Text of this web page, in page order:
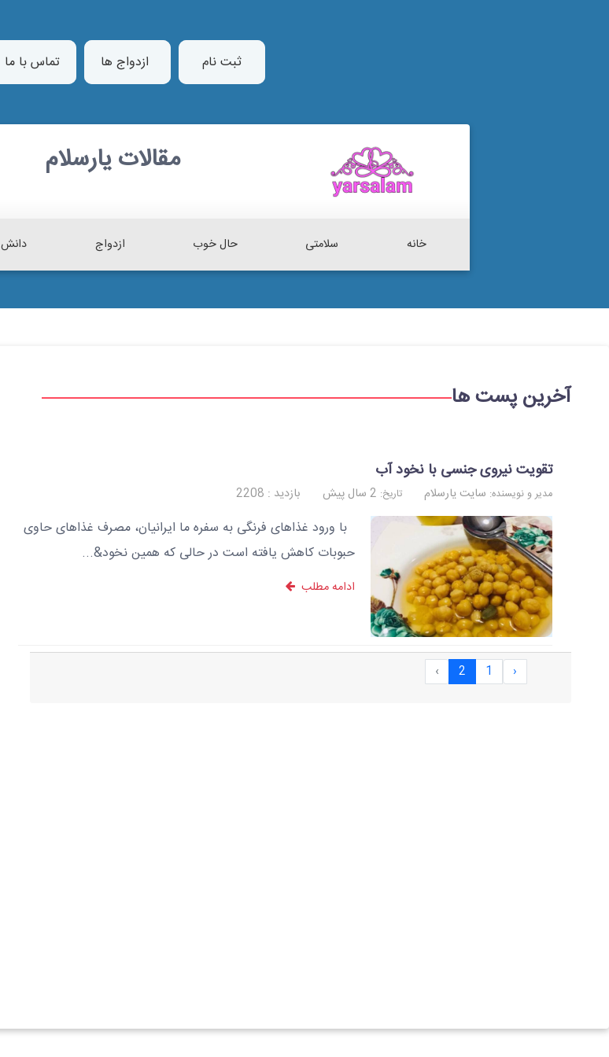
ثبت نام ازدواج ها تماس با ما
مقالات یارسلام
خانه سلامتی حال خوب ازدواج دانش
آخرین پست ها
تقویت نیروی جنسی با نخود آب
مدیر و نویسنده: سایت یارسلام تاریخ: 2 سال پیش بازدید : 2208
با ورود غذاهای فرنگی به سفره ما ایرانیان،‌ مصرف غذاهای حاوی
حبوبات کاهش یافته است در حالی که همین نخود&...
ادامه مطلب
‹
1
2
›